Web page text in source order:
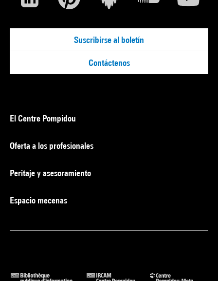
Suscribirse al boletín
Contáctenos
El Centre Pompidou
Oferta a los profesionales
Peritaje y asesoramiento
Espacio mecenas